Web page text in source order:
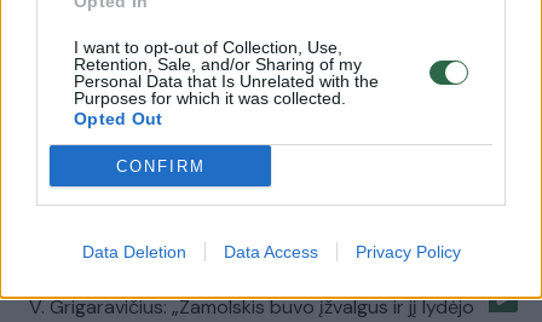
I want to opt-out of Collection, Use,
Retention, Sale, and/or Sharing of my
Personal Data that Is Unrelated with the
Purposes for which it was collected.
Opted Out
CONFIRM
Data Deletion Data Access Privacy Policy
Laidos | Lietuva tiesiogiai
Psichiatras apie R. Zamolskį: „Tai monstras, imitavęs
ligą“
V. Grigaravičius: „Zamolskis buvo įžvalgus ir jį lydėjo